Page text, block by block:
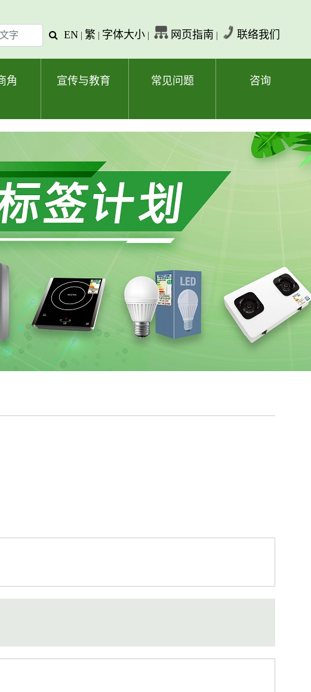
查
字
EN | 繁 | 字体大小 | 网页指南 | 联络我们
角 宣传与教育 常见问题 咨询